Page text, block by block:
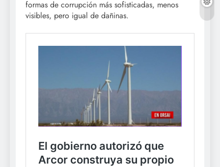
formas de corrupción más sofisticadas, menos
visibles, pero igual de dañinas.